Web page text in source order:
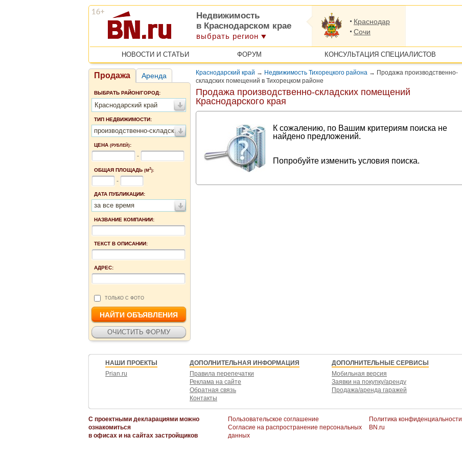
Недвижимость
в Краснодарском крае
выбрать регион
Краснодар
Сочи
НОВОСТИ И СТАТЬИ ФОРУМ КОНСУЛЬТАЦИЯ СПЕЦИАЛИСТОВ
Продажа Аренда
ВЫБРАТЬ РАЙОН/ГОРОД:
Краснодарский край
ТИП НЕДВИЖИМОСТИ:
производственно-складские помещения
ЦЕНА (РУБЛЕЙ):
-
ОБЩАЯ ПЛОЩАДЬ (М2):
-
ДАТА ПУБЛИКАЦИИ:
за все время
НАЗВАНИЕ КОМПАНИИ:
ТЕКСТ В ОПИСАНИИ:
АДРЕС:
ТОЛЬКО С ФОТО
Краснодарский край → Недвижимость Тихорецкого района → Продажа производственно-
складских помещений в Тихорецком районе
Продажа производственно-складских помещений
Краснодарского края
К сожалению, по Вашим критериям поиска не
найдено предложений.
Попробуйте изменить условия поиска.
НАШИ ПРОЕКТЫ
Prian.ru
ДОПОЛНИТЕЛЬНАЯ ИНФОРМАЦИЯ
Правила перепечатки
Реклама на сайте
Обратная связь
Контакты
ДОПОЛНИТЕЛЬНЫЕ СЕРВИСЫ
Мобильная версия
Заявки на покупку/аренду
Продажа/аренда гаражей
С проектными декларациями можно
ознакомиться
в офисах и на сайтах застройщиков
Пользовательское соглашение
Согласие на распространение персональных
данных
Политика конфиденциальности
BN.ru